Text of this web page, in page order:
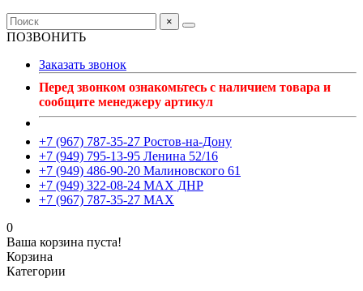
×
ПОЗВОНИТЬ
Заказать звонок
Перед звонком ознакомьтесь с наличием товара и
сообщите менеджеру артикул
+7 (967) 787-35-27 Ростов-на-Дону
+7 (949) 795-13-95 Ленина 52/16
+7 (949) 486-90-20 Малиновского 61
+7 (949) 322-08-24 MAX ДНР
+7 (967) 787-35-27 MAX
0
Ваша корзина пуста!
Корзина
Категории